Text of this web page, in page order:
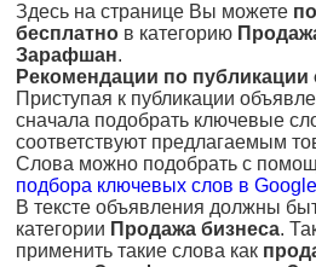
Здесь на странице Вы можете
бесплатно в категорию
Зарафшан.
Рекомендации по
Приступая к публикации
сначала подобрать ключевые
соответствуют предлагаемым
Слова можно подобрать с
подбора ключевых слов в Google
В тексте объявления должны
категории Продажа бизнеса.
применить такие слова как